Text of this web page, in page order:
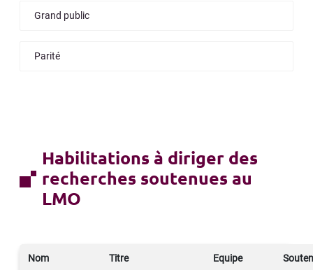
Grand public
Parité
Habilitations à diriger des
recherches soutenues au
LMO
Nom Titre Equipe